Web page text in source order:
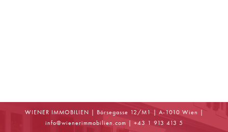
WIENER IMMOBILIEN | Börsegasse 12/M1 | A-1010 Wien |
info@wienerimmobilien.com | +43 1 913 413 5